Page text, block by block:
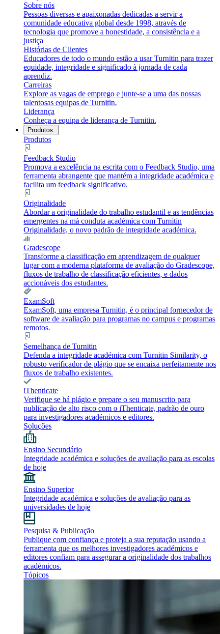
Sobre nós
Pessoas diversas e apaixonadas dedicadas a servir a
comunidade educativa global desde 1998, através de
tecnologia que promove a honestidade, a consistência e a
justiça
Histórias de Clientes
Educadores de todo o mundo estão a usar Turnitin para trazer
equidade, integridade e significado à jornada de cada
aprendiz.
Carreiras
Explore as vagas de emprego e junte-se a uma das nossas
talentosas equipas de Turnitin.
Liderança
Conheça a equipa de liderança de Turnitin.
Produtos
Produtos
Feedback Studio
Promova a excelência na escrita com o Feedback Studio, uma
ferramenta abrangente que mantém a integridade académica e
facilita um feedback significativo.
Originalidade
Abordar a originalidade do trabalho estudantil e as tendências
emergentes na má conduta académica com Turnitin
Originalidade, o novo padrão de integridade académica.
Gradescope
Transforme a classificação em aprendizagem de qualquer
lugar com a moderna plataforma de avaliação do Gradescope,
fluxos de trabalho de classificação eficientes, e dados
accionáveis dos estudantes.
ExamSoft
ExamSoft, uma empresa Turnitin, é o principal fornecedor de
software de avaliação para programas no campus e programas
remotos.
Semelhança de Turnitin
Defenda a integridade académica com Turnitin Similarity, o
robusto verificador de plágio que se encaixa perfeitamente nos
fluxos de trabalho existentes.
iThenticate
Verifique se há plágio e prepare o seu manuscrito para
publicação de alto risco com o iThenticate, padrão de ouro
para investigadores académicos e editores.
Soluções
Ensino Secundário
Integridade académica e soluções de avaliação para as escolas
de hoje
Ensino Superior
Integridade académica e soluções de avaliação para as
universidades de hoje
Pesquisa & Publicação
Publique com confiança e proteja a sua reputação usando a
ferramenta que os melhores investigadores académicos e
editores confiam para assegurar a originalidade dos trabalhos
académicos.
Tópicos